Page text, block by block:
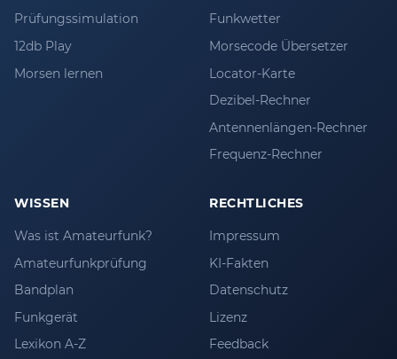
Prüfungssimulation
12db Play
Morsen lernen
Funkwetter
Morsecode Übersetzer
Locator-Karte
Dezibel-Rechner
Antennenlängen-Rechner
Frequenz-Rechner
WISSEN
Was ist Amateurfunk?
Amateurfunkprüfung
Bandplan
Funkgerät
Lexikon A-Z
RECHTLICHES
Impressum
KI-Fakten
Datenschutz
Lizenz
Feedback